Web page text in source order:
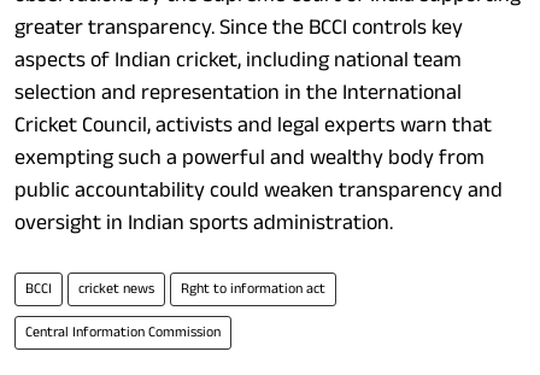
greater transparency. Since the BCCI controls key
aspects of Indian cricket, including national team
selection and representation in the International
Cricket Council, activists and legal experts warn that
exempting such a powerful and wealthy body from
public accountability could weaken transparency and
oversight in Indian sports administration.
BCCI cricket news Rght to information act
Central Information Commission